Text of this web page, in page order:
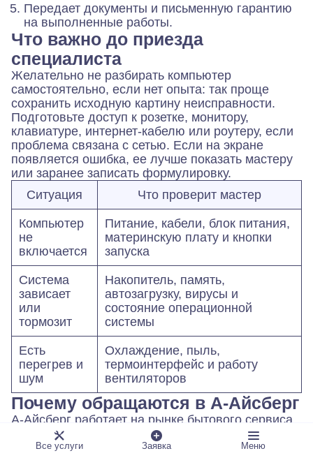
Передает документы и письменную гарантию
на выполненные работы.
Что важно до приезда
специалиста
Желательно не разбирать компьютер
самостоятельно, если нет опыта: так проще
сохранить исходную картину неисправности.
Подготовьте доступ к розетке, монитору,
клавиатуре, интернет-кабелю или роутеру, если
проблема связана с сетью. Если на экране
появляется ошибка, ее лучше показать мастеру
или заранее записать формулировку.
Ситуация
Что проверит мастер
Компьютер
не
включается
Питание, кабели, блок питания,
материнскую плату и кнопки
запуска
Система
зависает
или
тормозит
Накопитель, память,
автозагрузку, вирусы и
состояние операционной
системы
Есть
перегрев и
шум
Охлаждение, пыль,
термоинтерфейс и работу
вентиляторов
Почему обращаются в А-Айсберг
А-Айсберг работает на рынке бытового сервиса
с 1993 года и выполняет более 100 видов услуг
на дому. Заявки принимаются 24/7, сервис
Все услуги Заявка Меню